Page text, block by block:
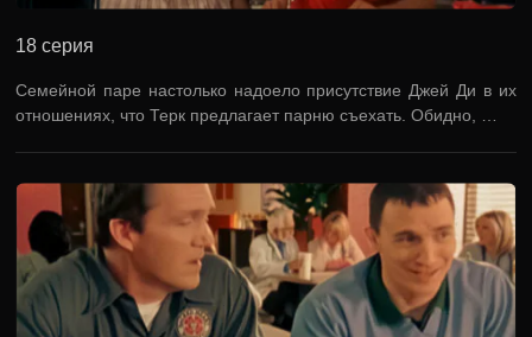
18 серия
Семейной паре настолько надоело присутствие Джей Ди в их
отношениях, что Терк предлагает парню съехать. Обидно, …